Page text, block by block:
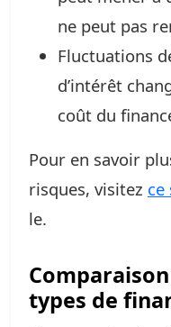
ne peut pas
Fluctuations
d’intérêt
coût du
Pour en savoir
risques, visitez
le.
types de